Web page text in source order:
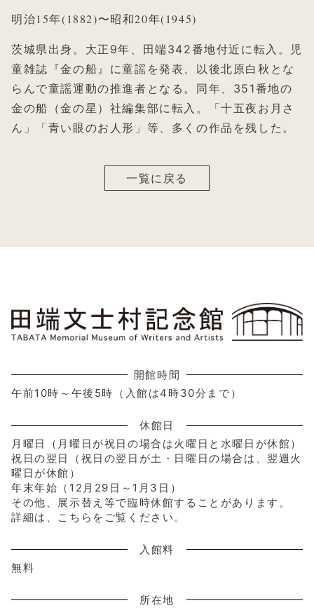
明治15年(1882)〜昭和20年(1945)
茨城県出身。大正9年、田端342番地付近に転入。児
童雑誌『金の船』に童謡を発表、以後北原白秋とな
らんで童謡運動の推進者となる。同年、351番地の
金の船（金の星）社編集部に転入。「十五夜お月さ
ん」「青い眼のお人形」等、多くの作品を残した。
一覧に戻る
開館時間
午前10時～午後5時（入館は4時30分まで）
休館日
月曜日（月曜日が祝日の場合は火曜日と水曜日が休館）
祝日の翌日（祝日の翌日が土・日曜日の場合は、翌週火
曜日が休館）
年末年始（12月29日～1月3日）
その他、展示替え等で臨時休館することがあります。
詳細は、こちらをご覧ください。
入館料
無料
所在地